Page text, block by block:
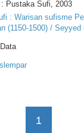
Pustaka Sufi, 2003
: Warisan sufisme
(1150-1500) /
1